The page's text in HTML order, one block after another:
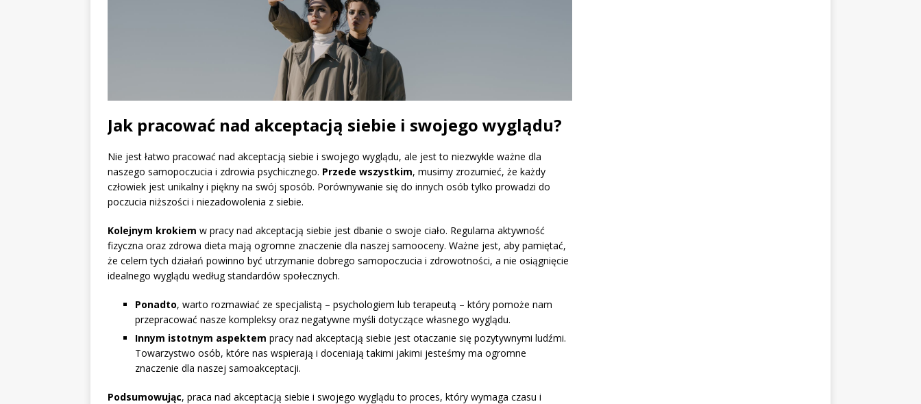
Jak pracować nad akceptacją siebie i swojego wyglądu?
Nie jest łatwo pracować nad akceptacją siebie i swojego wyglądu, ale jest to niezwykle ważne dla
naszego samopoczucia i zdrowia psychicznego. Przede wszystkim, musimy zrozumieć, że każdy
człowiek jest unikalny i piękny na swój sposób. Porównywanie się do innych osób tylko prowadzi do
poczucia niższości i niezadowolenia z siebie.
Kolejnym krokiem w pracy nad akceptacją siebie jest dbanie o swoje ciało. Regularna aktywność
fizyczna oraz zdrowa dieta mają ogromne znaczenie dla naszej samooceny. Ważne jest, aby pamiętać,
że celem tych działań powinno być utrzymanie dobrego samopoczucia i zdrowotności, a nie osiągnięcie
idealnego wyglądu według standardów społecznych.
Ponadto, warto rozmawiać ze specjalistą – psychologiem lub terapeutą – który pomoże nam
przepracować nasze kompleksy oraz negatywne myśli dotyczące własnego wyglądu.
Innym istotnym aspektem pracy nad akceptacją siebie jest otaczanie się pozytywnymi ludźmi.
Towarzystwo osób, które nas wspierają i doceniają takimi jakimi jesteśmy ma ogromne
znaczenie dla naszej samoakceptacji.
Podsumowując, praca nad akceptacją siebie i swojego wyglądu to proces, który wymaga czasu i